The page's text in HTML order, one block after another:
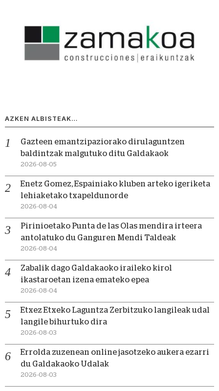
AZKEN ALBISTEAK…
Gazteen emantzipaziorako dirulaguntzen
baldintzak malgutuko ditu Galdakaok
2026-08-05
Enetz Gomez, Espainiako kluben arteko igeriketa
lehiaketako txapeldunorde
2026-08-04
Pirinioetako Punta de las Olas mendira irteera
antolatuko du Ganguren Mendi Taldeak
2026-08-04
Zabalik dago Galdakaoko iraileko kirol
ikastaroetan izena emateko epea
2026-08-04
Etxez Etxeko Laguntza Zerbitzuko langileak udal
langile bihurtuko dira
2026-08-03
Errolda zuzenean online jasotzeko aukera ezarri
du Galdakaoko Udalak
2026-08-03